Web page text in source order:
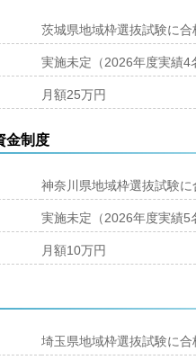
茨城県地域枠選抜試験に合
実施未定（2026年度実績4
月額25万円
金制度
神奈川県地域枠選抜試験に
実施未定（2026年度実績5
月額10万円
埼玉県地域枠選抜試験に合